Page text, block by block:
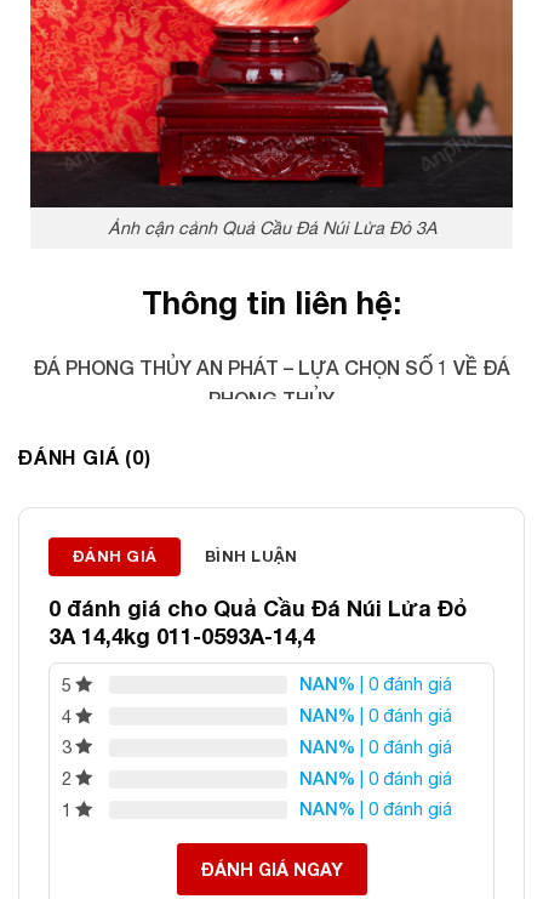
Ảnh cận cảnh Quả Cầu Đá Núi Lửa Đỏ 3A
Thông tin liên hệ:
ĐÁ PHONG THỦY AN PHÁT – LỰA CHỌN SỐ 1 VỀ ĐÁ
PHONG THỦY
ĐÁNH GIÁ (0)
ĐÁNH GIÁ BÌNH LUẬN
0 đánh giá cho Quả Cầu Đá Núi Lửa Đỏ
3A 14,4kg 011-0593A-14,4
5 NAN% | 0 đánh giá
4
NAN% | 0 đánh giá
3
NAN% | 0 đánh giá
2
NAN% | 0 đánh giá
1
NAN% | 0 đánh giá
ĐÁNH GIÁ NGAY